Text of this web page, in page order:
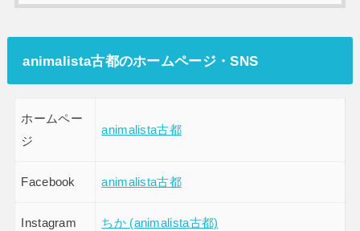
animalista古都のホームページ・SNS
ホームペー
ジ
animalista古都
Facebook animalista古都
Instagram ちか (animalista古都)